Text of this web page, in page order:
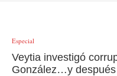
Especial
Veytia investigó
González…y